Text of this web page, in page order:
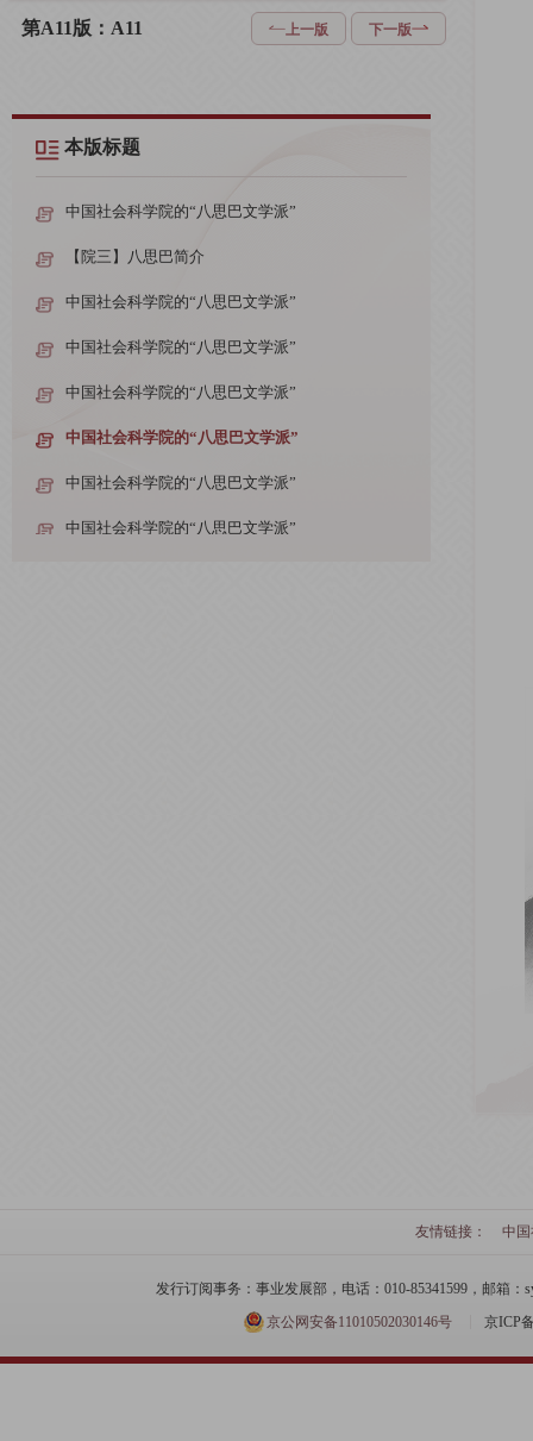
第A11版：A11 上一版 下一版
本版标题
中国社会科学院的“八思巴文学派”
【院三】八思巴简介
中国社会科学院的“八思巴文学派”
中国社会科学院的“八思巴文学派”
中国社会科学院的“八思巴文学派”
中国社会科学院的“八思巴文学派”
中国社会科学院的“八思巴文学派”
中国社会科学院的“八思巴文学派”
友情链接： 中
发行订阅事务：事业发展部，电话：010-85341599，邮箱：
京公网安备11010502030146号
京ICP